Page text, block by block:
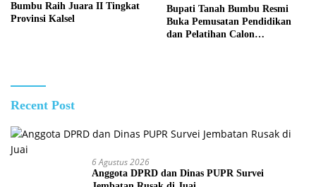
Bumbu Raih Juara II Tingkat
Provinsi Kalsel
Bupati Tanah Bumbu Resmi
Buka Pemusatan Pendidikan
dan Pelatihan Calon
Recent Post
6 Agustus 2026
Anggota DPRD dan Dinas PUPR Survei